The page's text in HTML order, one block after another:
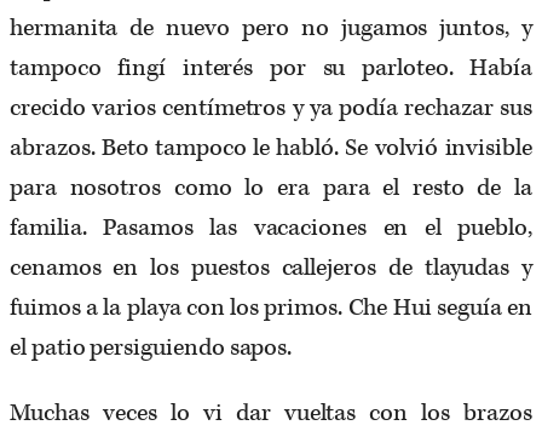
hermanita de nuevo pero no jugamos juntos, y
tampoco fingí interés por su parloteo. Había
crecido varios centímetros y ya podía rechazar sus
abrazos. Beto tampoco le habló. Se volvió invisible
para nosotros como lo era para el resto de la
familia. Pasamos las vacaciones en el pueblo,
cenamos en los puestos callejeros de tlayudas y
fuimos a la playa con los primos. Che Hui seguía en
el patio persiguiendo sapos.
Muchas veces lo vi dar vueltas con los brazos